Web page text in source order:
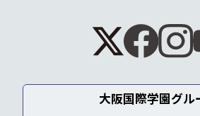
大阪国際学園グル